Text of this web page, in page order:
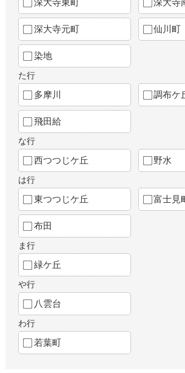
深大寺東町 深大寺
深大寺元町 仙川町
染地
た行
多摩川 調布ケ
飛田給
な行
西つつじケ丘 野水
は行
東つつじケ丘 富士見
布田
ま行
緑ケ丘
や行
八雲台
わ行
若葉町